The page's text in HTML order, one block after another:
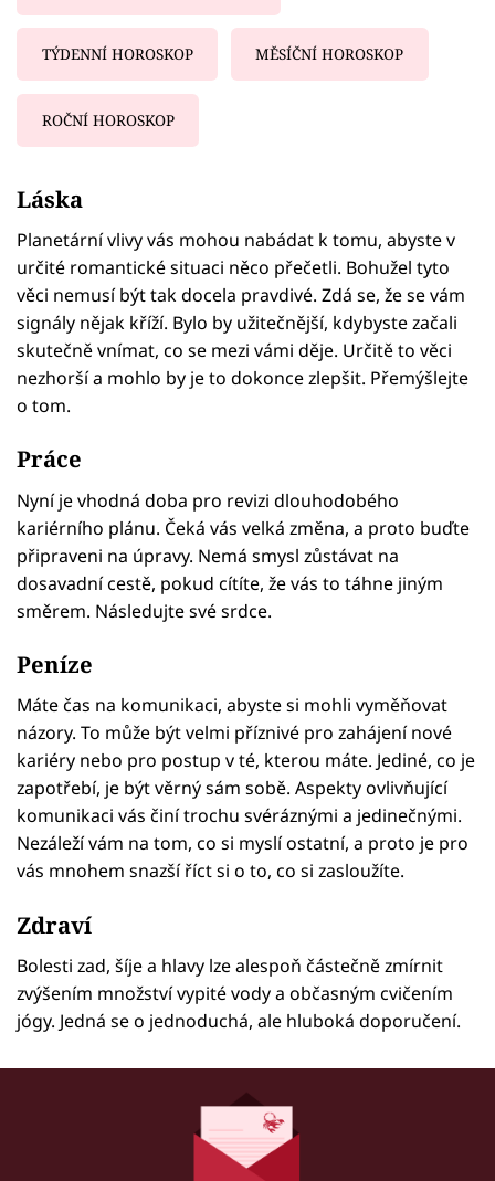
TÝDENNÍ HOROSKOP MĚSÍČNÍ HOROSKOP
ROČNÍ HOROSKOP
Láska
Planetární vlivy vás mohou nabádat k tomu, abyste v
určité romantické situaci něco přečetli. Bohužel tyto
věci nemusí být tak docela pravdivé. Zdá se, že se vám
signály nějak kříží. Bylo by užitečnější, kdybyste začali
skutečně vnímat, co se mezi vámi děje. Určitě to věci
nezhorší a mohlo by je to dokonce zlepšit. Přemýšlejte
o tom.
Práce
Nyní je vhodná doba pro revizi dlouhodobého
kariérního plánu. Čeká vás velká změna, a proto buďte
připraveni na úpravy. Nemá smysl zůstávat na
dosavadní cestě, pokud cítíte, že vás to táhne jiným
směrem. Následujte své srdce.
Peníze
Máte čas na komunikaci, abyste si mohli vyměňovat
názory. To může být velmi příznivé pro zahájení nové
kariéry nebo pro postup v té, kterou máte. Jediné, co je
zapotřebí, je být věrný sám sobě. Aspekty ovlivňující
komunikaci vás činí trochu svéráznými a jedinečnými.
Nezáleží vám na tom, co si myslí ostatní, a proto je pro
vás mnohem snazší říct si o to, co si zasloužíte.
Zdraví
Bolesti zad, šíje a hlavy lze alespoň částečně zmírnit
zvýšením množství vypité vody a občasným cvičením
jógy. Jedná se o jednoduchá, ale hluboká doporučení.